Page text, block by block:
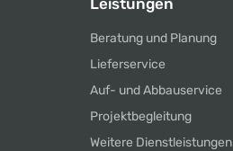
Beratung und Planung
Lieferservice
Auf- und Abbauservice
Projektbegleitung
Weitere Dienstleistungen